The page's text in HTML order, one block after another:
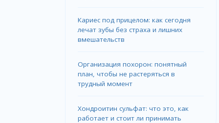
Кариес под прицелом: как сегодня
лечат зубы без страха и лишних
вмешательств
Организация похорон: понятный
план, чтобы не растеряться в
трудный момент
Хондроитин сульфат: что это, как
работает и стоит ли принимать